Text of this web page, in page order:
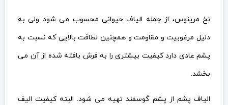
نخ مرینوس، از جمله الیاف حیوانی محسوب می شود ولی به
دلیل مرغوبیت و مقاومت و همچنین لطافت بالایی که نسبت به
پشم عادی دارد کیفیت بیشتری را به فرش بافته شده از آن می
بخشد.
الیاف پشم از پشم گوسفند تهیه می شود. البته کیفیت الیف